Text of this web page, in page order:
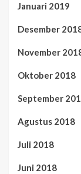
Januari 2019
Desember
November
Oktober 2018
September
Agustus 2018
Juli 2018
Juni 2018